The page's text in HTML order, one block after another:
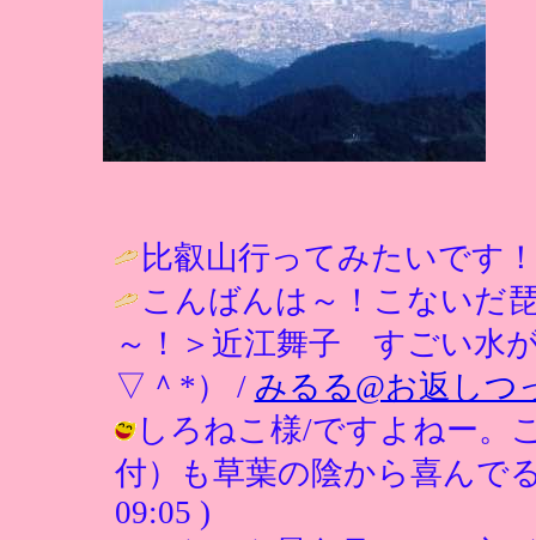
比叡山行ってみたいです
こんばんは～！こないだ
～！＞近江舞子 すごい水
▽＾*） / みるる@お返しつ
しろねこ様/ですよねー。
付）も草葉の陰から喜んで
09:05 )